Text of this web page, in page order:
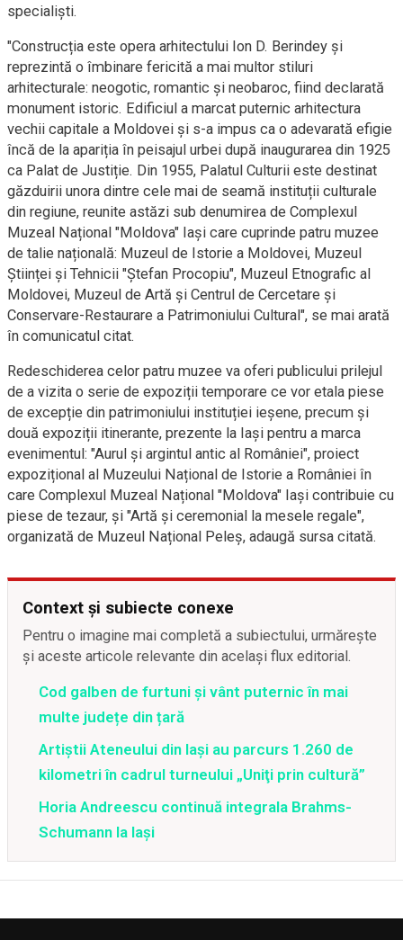
specialiști.
"Construcția este opera arhitectului Ion D. Berindey și
reprezintă o îmbinare fericită a mai multor stiluri
arhitecturale: neogotic, romantic și neobaroc, fiind declarată
monument istoric. Edificiul a marcat puternic arhitectura
vechii capitale a Moldovei și s-a impus ca o adevarată efigie
încă de la apariția în peisajul urbei după inaugurarea din 1925
ca Palat de Justiție. Din 1955, Palatul Culturii este destinat
găzduirii unora dintre cele mai de seamă instituții culturale
din regiune, reunite astăzi sub denumirea de Complexul
Muzeal Național "Moldova" Iași care cuprinde patru muzee
de talie națională: Muzeul de Istorie a Moldovei, Muzeul
Științei și Tehnicii "Ștefan Procopiu", Muzeul Etnografic al
Moldovei, Muzeul de Artă și Centrul de Cercetare și
Conservare-Restaurare a Patrimoniului Cultural", se mai arată
în comunicatul citat.
Redeschiderea celor patru muzee va oferi publicului prilejul
de a vizita o serie de expoziții temporare ce vor etala piese
de excepție din patrimoniului instituției ieșene, precum și
două expoziții itinerante, prezente la Iași pentru a marca
evenimentul: "Aurul și argintul antic al României", proiect
expozițional al Muzeului Național de Istorie a României în
care Complexul Muzeal Național "Moldova" Iași contribuie cu
piese de tezaur, și "Artă și ceremonial la mesele regale",
organizată de Muzeul Național Peleș, adaugă sursa citată.
Context și subiecte conexe
Pentru o imagine mai completă a subiectului, urmărește
și aceste articole relevante din același flux editorial.
Cod galben de furtuni și vânt puternic în mai
multe județe din țară
Artiştii Ateneului din Iaşi au parcurs 1.260 de
kilometri în cadrul turneului „Uniţi prin cultură”
Horia Andreescu continuă integrala Brahms-
Schumann la Iaşi